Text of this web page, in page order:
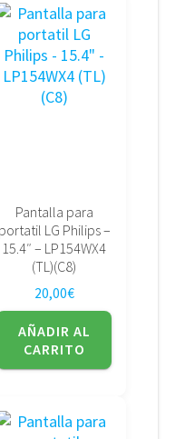
Pantalla para
portatil LG Philips –
15.4″ – LP154WX4
(TL)(C8)
20,00€
AÑADIR AL
CARRITO